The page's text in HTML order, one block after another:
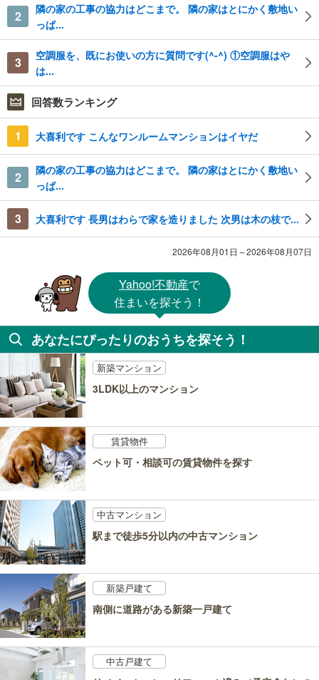
2
隣の家の工事の協力はどこまで。 隣の家はとにかく敷地い
っぱ...
3
空調服を、既にお使いの方に質問です(^-^) ①空調服はや
は...
回答数ランキング
1 大喜利です こんなワンルームマンションはイヤだ
2
隣の家の工事の協力はどこまで。 隣の家はとにかく敷地い
っぱ...
3 大喜利です 長男はわらで家を造りました 次男は木の枝で...
2026年08月01日～2026年08月07日
Yahoo!不動産で
住まいを探そう！
あなたにぴったりのおうちを探そう！
新築マンション
3LDK以上のマンション
賃貸物件
ペット可・相談可の賃貸物件を探す
中古マンション
駅まで徒歩5分以内の中古マンション
新築戸建て
南側に道路がある新築一戸建て
中古戸建て